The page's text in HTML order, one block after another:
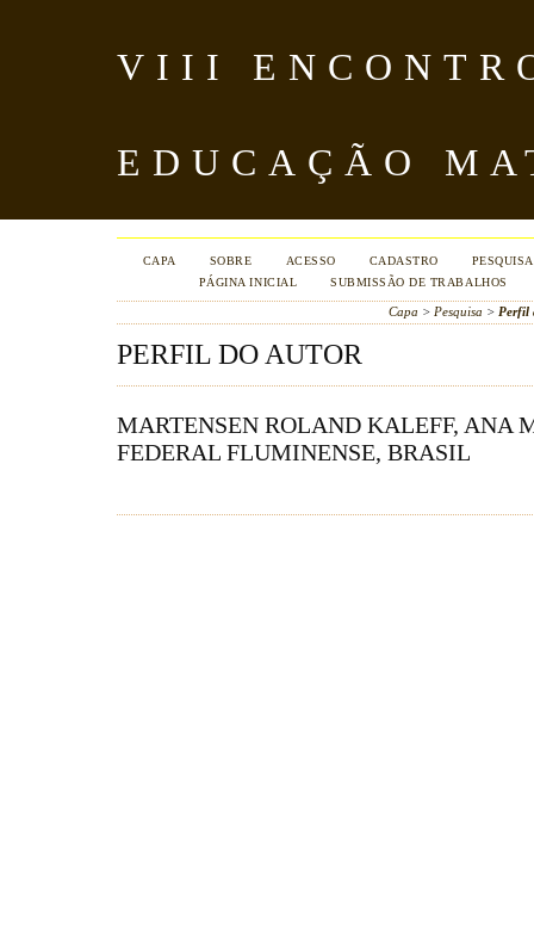
VIII
EDUCAÇÃO
CAPA SOBRE ACESSO CADASTRO
PESQUISA
PÁGINA INICIAL
SUBMISSÃO DE TRABALHOS
Capa > Pesquisa > Perfil
PERFIL DO AUTOR
MARTENSEN ROLAND KALEFF, ANA
FEDERAL FLUMINENSE, BRASIL